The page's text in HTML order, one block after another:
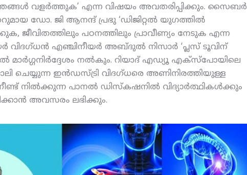
വളര്‍ത്തുക’ എന്ന വിഷയം അവതരിപ്പിക്കും. സൈബര്‍
ഡോ. ജി ആനന്ദ് പ്രഭു ‘ഡിജിറ്റല്‍ യുഗത്തില്‍
ജീവിതത്തിലും പഠനത്തിലും പ്രാവീണ്യം നേടുക എന്ന
വിദഗ്ധന്‍ എഞ്ചിനീയര്‍ അബ്ദുല്‍ നിസാര്‍ ‘പ്ലസ് ടൂവിന്
മാര്‍ഗ്ഗനിര്‍ദ്ദേശം നല്‍കും. റിയാദ് എഡ്യൂ എക്‌സ്‌പോയിലെ
ചെയ്യുന്ന ഇന്‍ഡസ്ട്രി വിദഗ്ധരെ അണിനിരത്തിയുള്ള
നില്‍ക്കുന്ന പാനല്‍ ഡിസ്‌കഷനില്‍ വിദ്യാര്‍ത്ഥികള്‍ക്കും
അവസരം ലഭിക്കും.